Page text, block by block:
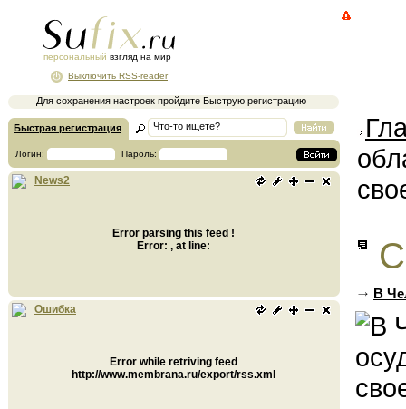
персональный взгляд на мир
Для сохранения настроек пройдите Быструю регистрацию
Выключить RSS-reader
Быстрая регистрация
Логин: Пароль:
News2
Error parsing this feed !
Error: , at line:
Ошибка
Error while retriving feed
http://www.membrana.ru/export/rss.xml
В